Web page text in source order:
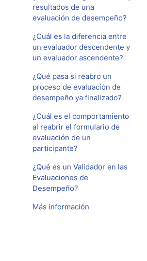
resultados de una
evaluación de desempeño?
¿Cuál es la diferencia entre
un evaluador descendente y
un evaluador ascendente?
¿Qué pasa si reabro un
proceso de evaluación de
desempeño ya finalizado?
¿Cuál es el comportamiento
al reabrir el formulario de
evaluación de un
participante?
¿Qué es un Validador en las
Evaluaciones de
Desempeño?
Más información